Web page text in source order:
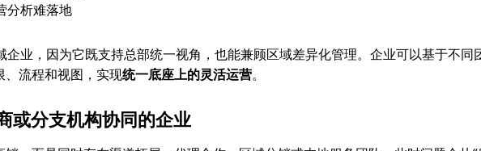
分析难落地
企业，因为它既支持总部统一视角，也能兼顾区域差异化管理。企业可以基于不同
、流程和视图，实现统一底座上的灵活运营。
或分支机构协同的企业